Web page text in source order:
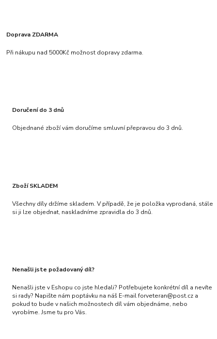
Doprava ZDARMA
Při nákupu nad 5000Kč možnost dopravy zdarma.
Doručení do 3 dnů
Objednané zboží vám doručíme smluvní přepravou do 3 dnů.
Zboží SKLADEM
Všechny díly držíme skladem. V případě, že je položka vyprodaná, stále
si ji lze objednat, naskladníme zpravidla do 3 dnů.
Nenašli jste požadovaný díl?
Nenašli jste v Eshopu co jste hledali? Potřebujete konkrétní díl a nevíte
si rady? Napište nám poptávku na náš E-mail forveteran@post.cz a
pokud to bude v našich možnostech díl vám objednáme, nebo
vyrobíme. Jsme tu pro Vás.